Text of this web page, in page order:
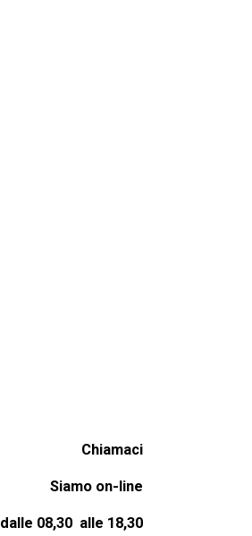
Chiamaci
Siamo on-line
dalle 08,30 alle 18,30